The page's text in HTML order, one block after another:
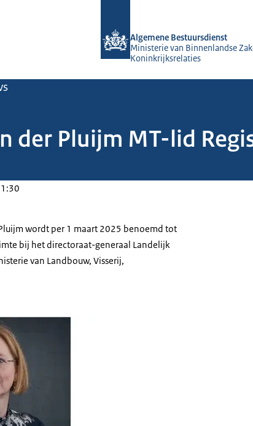
Algemene Bestuursdienst
Ministerie van Binnenlandse
Koninkrijksrelaties
der Pluijm MT-lid
wordt per 1 maart 2025 benoemd tot
bij het directoraat-generaal Landelijk
van Landbouw, Visserij,